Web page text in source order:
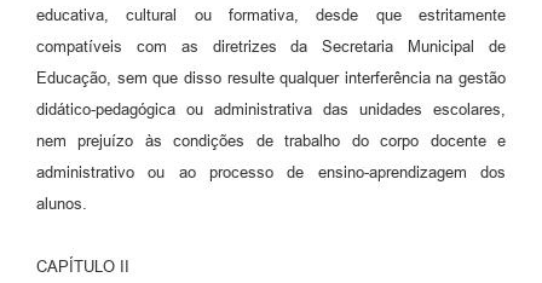
educativa, cultural ou formativa, desde que estritamente
compatíveis com as diretrizes da Secretaria Municipal de
Educação, sem que disso resulte qualquer interferência na gestão
didático-pedagógica ou administrativa das unidades escolares,
nem prejuízo às condições de trabalho do corpo docente e
administrativo ou ao processo de ensino-aprendizagem dos
alunos.
CAPÍTULO II